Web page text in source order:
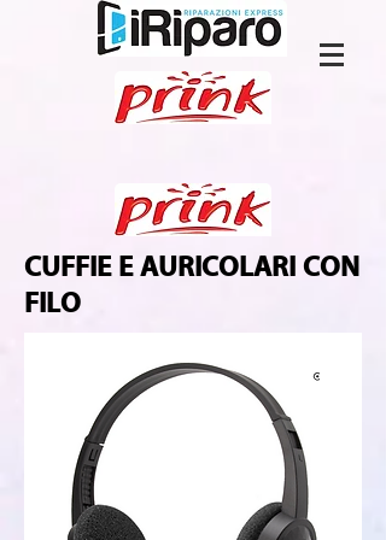
CUFFIE E AURICOLARI CON
FILO